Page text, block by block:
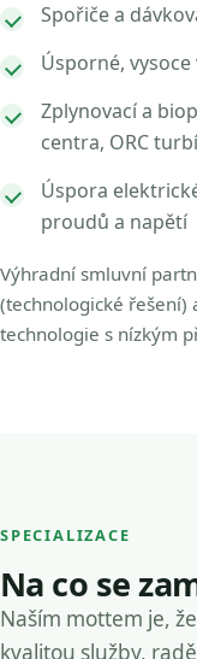
Spořiče a
Úsporné,
Zplynovací a
centra, ORC
Úspora
proudů a napětí
Výhradní smluvní
(technologické řešení)
technologie s nízkým
SPECIALIZACE
Na co se
Naším mottem je,
kvalitou služby,